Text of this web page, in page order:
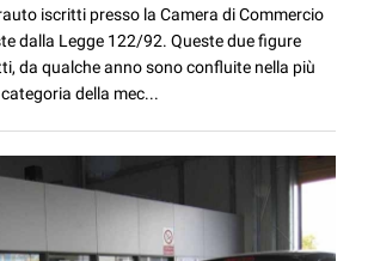
iscritti presso la Camera di Commercio
dalla Legge 122/92. Queste due figure
da qualche anno sono confluite nella più
della mec...